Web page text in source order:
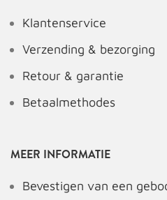
Klantenservice
Verzending & bezorging
Retour & garantie
Betaalmethodes
MEER INFORMATIE
Bevestigen van een